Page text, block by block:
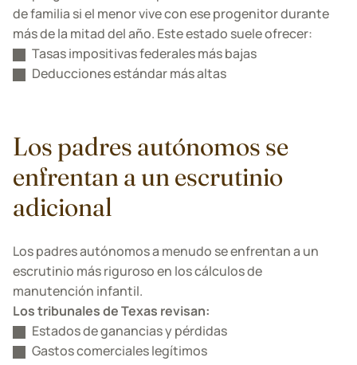
de familia si el menor vive con ese progenitor durante
más de la mitad del año. Este estado suele ofrecer:
Tasas impositivas federales más bajas
Deducciones estándar más altas
Los padres autónomos se
enfrentan a un escrutinio
adicional
Los padres autónomos a menudo se enfrentan a un
escrutinio más riguroso en los cálculos de
manutención infantil.
Los tribunales de Texas revisan:
Estados de ganancias y pérdidas
Gastos comerciales legítimos